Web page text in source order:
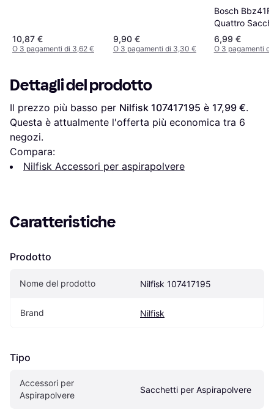
10,87 €
O 3 pagamenti di 3,62 €
9,90 €
O 3 pagamenti di 3,30 €
Bosch
Quattro
Powerprotect
Aspirapolvere
6,99 €
O 3 pagamenti
Dettagli del prodotto
Il prezzo più basso per Nilfisk 107417195 è 17,99 €.
Questa è attualmente l'offerta più economica tra 6
negozi.
Compara:
Nilfisk Accessori per aspirapolvere
Caratteristiche
Prodotto
Nome del prodotto Nilfisk 107417195
Brand Nilfisk
Tipo
Accessori per
Aspirapolvere
Sacchetti per Aspirapolvere